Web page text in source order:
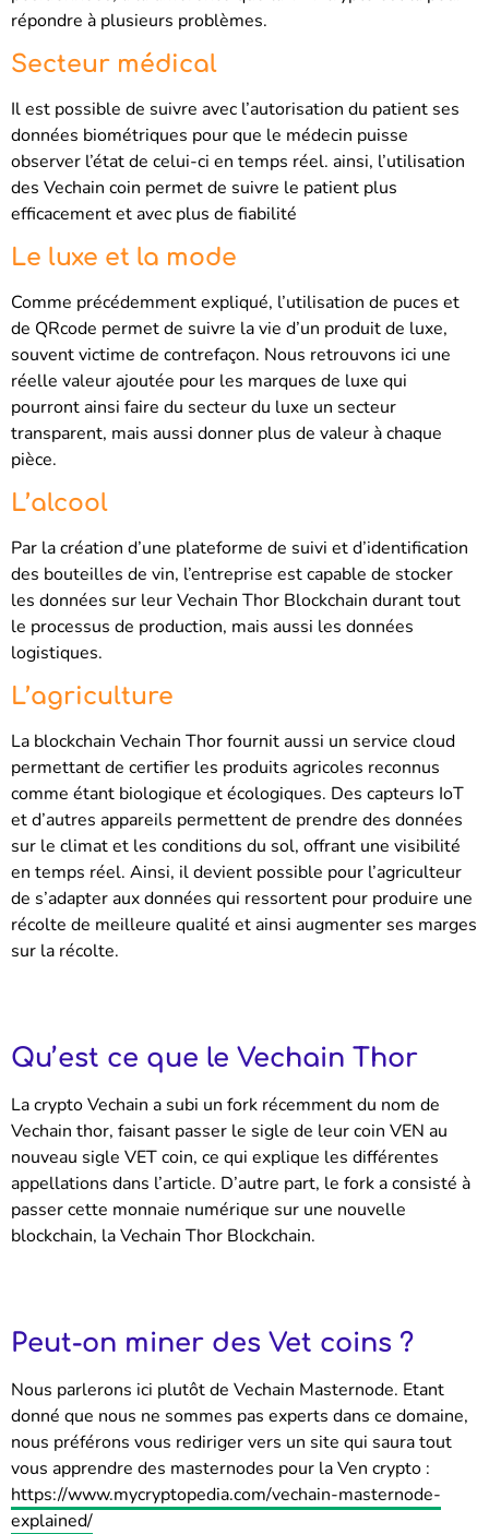
répondre à plusieurs problèmes.
Secteur médical
Il est possible de suivre avec l’autorisation du patient ses
données biométriques pour que le médecin puisse
observer l’état de celui-ci en temps réel. ainsi, l’utilisation
des Vechain coin permet de suivre le patient plus
efficacement et avec plus de fiabilité
Le luxe et la mode
Comme précédemment expliqué, l’utilisation de puces et
de QRcode permet de suivre la vie d’un produit de luxe,
souvent victime de contrefaçon. Nous retrouvons ici une
réelle valeur ajoutée pour les marques de luxe qui
pourront ainsi faire du secteur du luxe un secteur
transparent, mais aussi donner plus de valeur à chaque
pièce.
L’alcool
Par la création d’une plateforme de suivi et d’identification
des bouteilles de vin, l’entreprise est capable de stocker
les données sur leur Vechain Thor Blockchain durant tout
le processus de production, mais aussi les données
logistiques.
L’agriculture
La blockchain Vechain Thor fournit aussi un service cloud
permettant de certifier les produits agricoles reconnus
comme étant biologique et écologiques. Des capteurs IoT
et d’autres appareils permettent de prendre des données
sur le climat et les conditions du sol, offrant une visibilité
en temps réel. Ainsi, il devient possible pour l’agriculteur
de s’adapter aux données qui ressortent pour produire une
récolte de meilleure qualité et ainsi augmenter ses marges
sur la récolte.
Qu’est ce que le Vechain Thor
La crypto Vechain a subi un fork récemment du nom de
Vechain thor, faisant passer le sigle de leur coin VEN au
nouveau sigle VET coin, ce qui explique les différentes
appellations dans l’article. D’autre part, le fork a consisté à
passer cette monnaie numérique sur une nouvelle
blockchain, la Vechain Thor Blockchain.
Peut-on miner des Vet coins ?
Nous parlerons ici plutôt de Vechain Masternode. Etant
donné que nous ne sommes pas experts dans ce domaine,
nous préférons vous rediriger vers un site qui saura tout
vous apprendre des masternodes pour la Ven crypto :
https://www.mycryptopedia.com/vechain-masternode-
explained/